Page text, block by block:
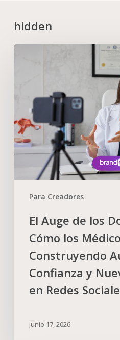
hidden
Para Creadores
El Auge de los
Cómo los
Construyendo
Confianza y
en Redes
junio 17, 2026